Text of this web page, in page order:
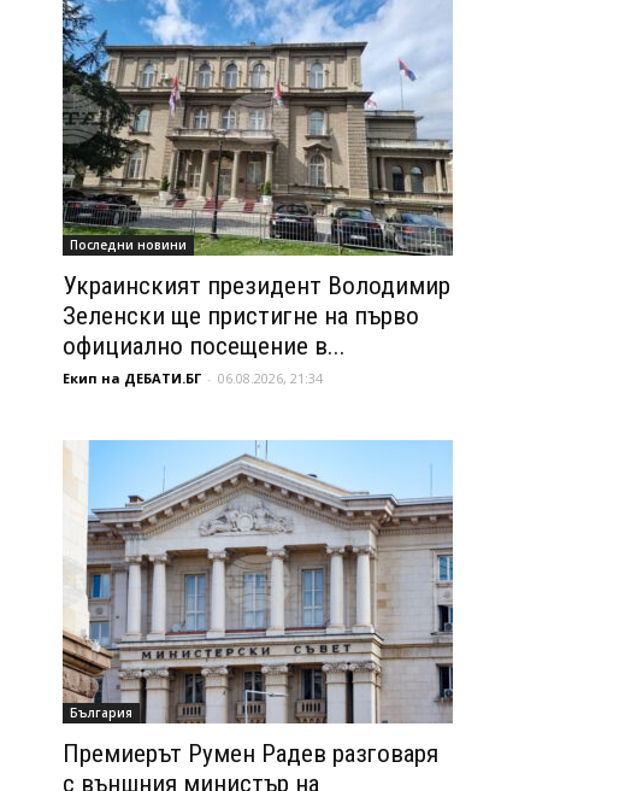
Последни новини
Украинският президент Володимир
Зеленски ще пристигне на първо
официално посещение в...
Екип на ДЕБАТИ.БГ - 06.08.2026, 21:34
България
Премиерът Румен Радев разговаря
с външния министър на